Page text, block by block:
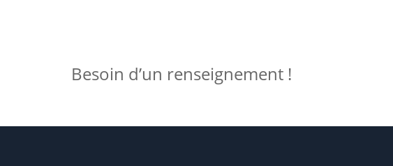
Besoin d’un renseignement !